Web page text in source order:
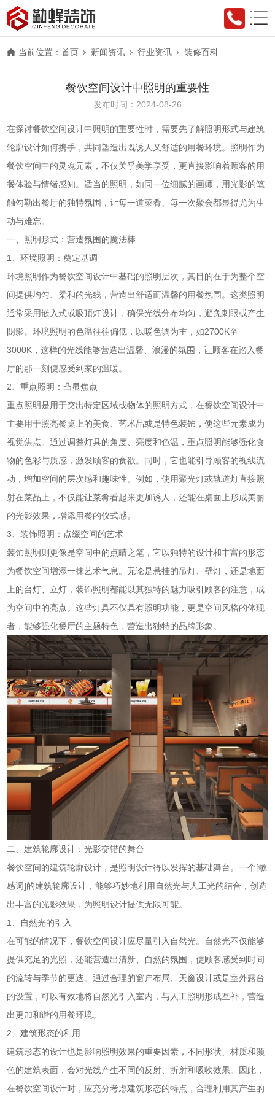
当前位置：首页 新闻资讯 行业资讯 装修百科
餐饮空间设计中照明的重要性
发布时间：2024-08-26
在探讨餐饮空间设计中照明的重要性时，需要先了解照明形式与建筑
轮廓设计如何携手，共同塑造出既诱人又舒适的用餐环境。照明作为
餐饮空间中的灵魂元素，不仅关乎美学享受，更直接影响着顾客的用
餐体验与情绪感知。适当的照明，如同一位细腻的画师，用光影的笔
触勾勒出餐厅的独特氛围，让每一道菜肴、每一次聚会都显得尤为生
动与难忘。
一、照明形式：营造氛围的魔法棒
1、环境照明：奠定基调
环境照明作为餐饮空间设计中基础的照明层次，其目的在于为整个空
间提供均匀、柔和的光线，营造出舒适而温馨的用餐氛围。这类照明
通常采用嵌入式或吸顶灯设计，确保光线分布均匀，避免刺眼或产生
阴影。环境照明的色温往往偏低，以暖色调为主，如2700K至
3000K，这样的光线能够营造出温馨、浪漫的氛围，让顾客在踏入餐
厅的那一刻便感受到家的温暖。
2、重点照明：凸显焦点
重点照明是用于突出特定区域或物体的照明方式，在餐饮空间设计中
主要用于照亮餐桌上的美食、艺术品或是特色装饰，使这些元素成为
视觉焦点。通过调整灯具的角度、亮度和色温，重点照明能够强化食
物的色彩与质感，激发顾客的食欲。同时，它也能引导顾客的视线流
动，增加空间的层次感和趣味性。例如，使用聚光灯或轨道灯直接照
射在菜品上，不仅能让菜肴看起来更加诱人，还能在桌面上形成美丽
的光影效果，增添用餐的仪式感。
3、装饰照明：点缀空间的艺术
装饰照明则更像是空间中的点睛之笔，它以独特的设计和丰富的形态
为餐饮空间增添一抹艺术气息。无论是悬挂的吊灯、壁灯，还是地面
上的台灯、立灯，装饰照明都能以其独特的魅力吸引顾客的注意，成
为空间中的亮点。这些灯具不仅具有照明功能，更是空间风格的体现
者，能够强化餐厅的主题特色，营造出独特的品牌形象。
二、建筑轮廓设计：光影交错的舞台
餐饮空间的建筑轮廓设计，是照明设计得以发挥的基础舞台。一个[敏
感词]的建筑轮廓设计，能够巧妙地利用自然光与人工光的结合，创造
出丰富的光影效果，为照明设计提供无限可能。
1、自然光的引入
在可能的情况下，餐饮空间设计应尽量引入自然光。自然光不仅能够
提供充足的光照，还能营造出清新、自然的氛围，使顾客感受到时间
的流转与季节的更迭。通过合理的窗户布局、天窗设计或是室外露台
的设置，可以有效地将自然光引入室内，与人工照明形成互补，营造
出更加和谐的用餐环境。
2、建筑形态的利用
建筑形态的设计也是影响照明效果的重要因素，不同形状、材质和颜
色的建筑表面，会对光线产生不同的反射、折射和吸收效果。因此，
在餐饮空间设计时，应充分考虑建筑形态的特点，合理利用其产生的